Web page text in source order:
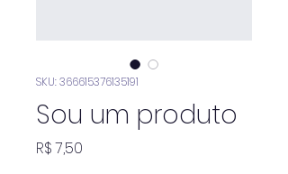
SKU: 366615376135191
Sou um produto
R$ 7,50